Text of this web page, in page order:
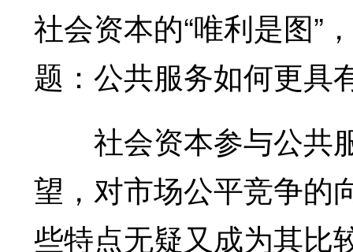
社会资本的“唯利是图”
题：公共服务如何更具
社会资本参与公共
望，对市场公平竞争的
些特点无疑又成为其比